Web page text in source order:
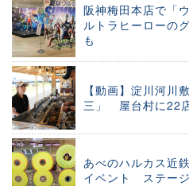
阪神梅田本店で「
ルトラヒーローの
も
【動画】淀川河川
三」 屋台村に22
あべのハルカス近
イベント ステー